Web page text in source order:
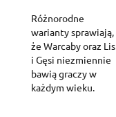
Różnorodne
warianty sprawiają,
że Warcaby oraz Lis
i Gęsi niezmiennie
bawią graczy w
każdym wieku.